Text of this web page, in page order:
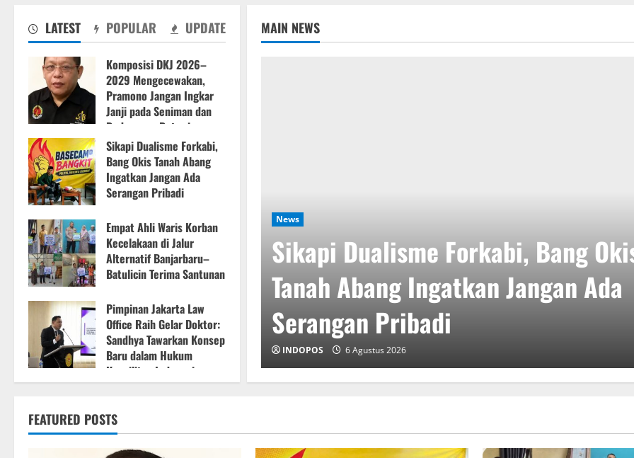
MAIN NEWS
Jangan
dan
News
Sikapi Dualisme Forkabi, Bang
Tanah Abang Ingatkan Jangan Ada
Serangan Pribadi
INDOPOS 6 Agustus 2026
LATEST POPULAR UPDATE
Komposisi DKJ 2026–
2029 Mengecewakan,
Pramono Jangan Ingkar
Janji pada Seniman dan
Budayawan Betawi
6 Agustus 2026
Sikapi Dualisme Forkabi,
Bang Okis Tanah Abang
Ingatkan Jangan Ada
Serangan Pribadi
Empat Ahli Waris Korban
Kecelakaan di Jalur
Alternatif Banjarbaru–
Batulicin Terima Santunan
Pimpinan Jakarta Law
Office Raih Gelar Doktor:
Sandhya Tawarkan Konsep
Baru dalam Hukum
Kepailitan Indonesia
FEATURED POSTS